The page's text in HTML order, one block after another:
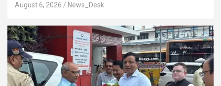
August 6, 2026 News_Desk